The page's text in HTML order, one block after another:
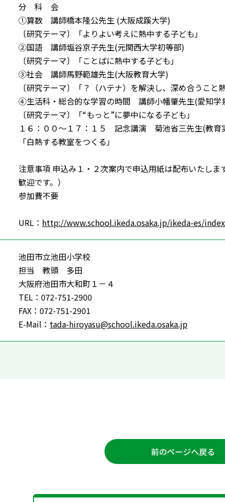
分 科 会
①算数 講師橋本隆公先生 (大阪成蹊大学)
〔研究テーマ〕「よりよい考えに熱中する子ども」
②国語 講師塩谷京子先生(元関西大学初等部)
〔研究テーマ〕「ことばに熱中する子ども」
③社会 講師馬野範雄先生(大阪教育大学)
〔研究テーマ〕「？（ハテナ）を解決し、深め合うこと
④生活科・総合的な学習の時間 講師小幡肇先生(愛知学
〔研究テーマ〕「“もっと”に夢中になる子ども」
１６：００～１７：１５ 記念講演 菊池省三先生(教育
「白熱する教室をつくる」
注意事項 申込み１・２次案内で申込用紙は配布いたし
歓迎です。）
参加費不要
URL： http://www.school.ikeda.osaka.jp/ikeda-es/
池田市立池田小学校
担当 教頭 多田
大阪府池田市大和町１－４
TEL：072-751-2900
FAX：072-751-2901
E-Mail： tada-hiroyasu@school.ikeda.osaka.jp
前のページへ戻る